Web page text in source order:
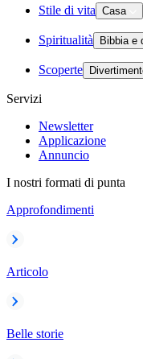
Stile di vita Casa
Spiritualità Bibbia e
Scoperte
Servizi
Newsletter
Applicazione
Annuncio
I nostri formati di punta
Approfondimenti
Articolo
Belle storie